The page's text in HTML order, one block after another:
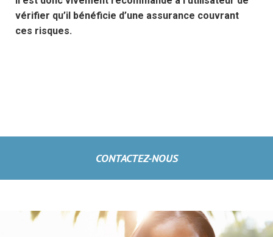
vérifier qu’il bénéficie d’une assurance couvrant
ces risques.
CONTACTEZ-NOUS